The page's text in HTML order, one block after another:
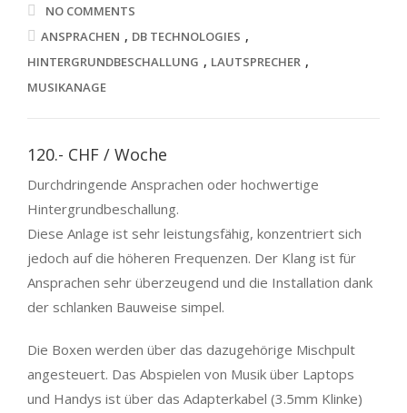
NO COMMENTS
ANSPRACHEN , DB TECHNOLOGIES ,
HINTERGRUNDBESCHALLUNG , LAUTSPRECHER ,
MUSIKANAGE
120.- CHF / Woche
Durchdringende Ansprachen oder hochwertige
Hintergrundbeschallung.
Diese Anlage ist sehr leistungsfähig, konzentriert sich
jedoch auf die höheren Frequenzen. Der Klang ist für
Ansprachen sehr überzeugend und die Installation dank
der schlanken Bauweise simpel.
Die Boxen werden über das dazugehörige Mischpult
angesteuert. Das Abspielen von Musik über Laptops
und Handys ist über das Adapterkabel (3.5mm Klinke)